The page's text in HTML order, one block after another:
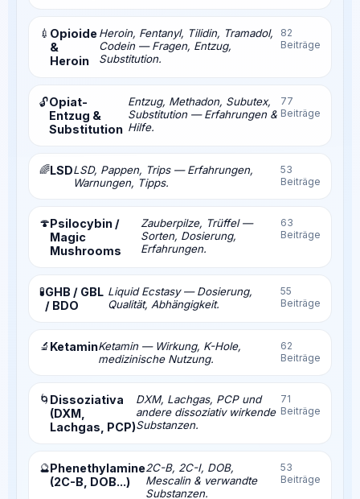
💉 Opioide
&
Heroin
Heroin, Fentanyl, Tilidin, Tramadol,
Codein — Fragen, Entzug,
Substitution.
82
Beiträge
🔓Opiat-
Entzug &
Substitution
Entzug, Methadon, Subutex,
Substitution — Erfahrungen &
Hilfe.
77
Beiträge
🌈LSDLSD, Pappen, Trips — Erfahrungen,
Warnungen, Tipps.
53
Beiträge
🍄Psilocybin /
Magic
Mushrooms
Zauberpilze, Trüffel —
Sorten, Dosierung,
Erfahrungen.
63
Beiträge
🧪GHB / GBL
/ BDO
Liquid Ecstasy — Dosierung,
Qualität, Abhängigkeit.
55
Beiträge
🔬 KetaminKetamin — Wirkung, K-Hole,
medizinische Nutzung.
62
Beiträge
🌀 Dissoziativa
(DXM,
Lachgas, PCP)
DXM, Lachgas, PCP und
andere dissoziativ wirkende
Substanzen.
71
Beiträge
🔮Phenethylamine
(2C-B, DOB...)
2C-B, 2C-I, DOB,
Mescalin & verwandte
Substanzen.
53
Beiträge